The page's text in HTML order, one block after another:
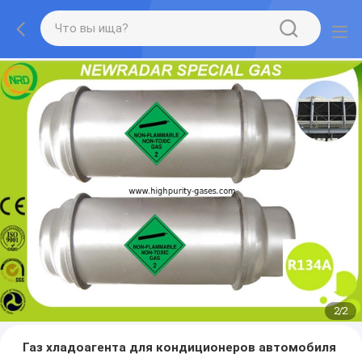
2/2
Газ хладоагента для кондиционеров автомобиля